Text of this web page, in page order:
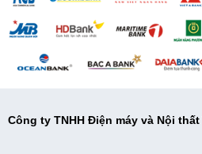
Công ty TNHH Điện máy và Nội